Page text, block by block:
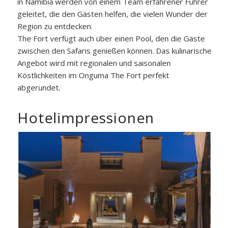
geleitet, die den Gästen helfen, die vielen Wunder der
Region zu entdecken.
The Fort verfügt auch über einen Pool, den die Gäste
zwischen den Safaris genießen können. Das kulinarische
Angebot wird mit regionalen und saisonalen
Köstlichkeiten im Onguma The Fort perfekt
abgerundet.
Hotelimpressionen